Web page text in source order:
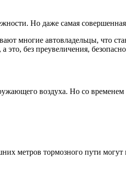
Но даже самая
многие автовладельцы, что
это, без преувеличения,
воздуха. Но со временем
метров тормозного пути